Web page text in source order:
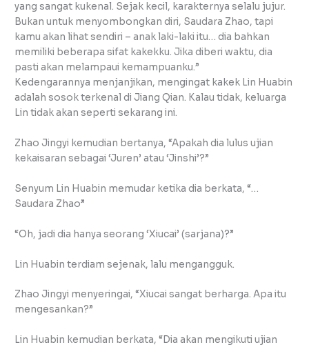
yang sangat kukenal. Sejak kecil, karakternya selalu jujur.
Bukan untuk menyombongkan diri, Saudara Zhao, tapi
kamu akan lihat sendiri – anak laki-laki itu… dia bahkan
memiliki beberapa sifat kakekku. Jika diberi waktu, dia
pasti akan melampaui kemampuanku.”
Kedengarannya menjanjikan, mengingat kakek Lin Huabin
adalah sosok terkenal di Jiang Qian. Kalau tidak, keluarga
Lin tidak akan seperti sekarang ini.
Zhao Jingyi kemudian bertanya, “Apakah dia lulus ujian
kekaisaran sebagai ‘Juren’ atau ‘Jinshi’?”
Senyum Lin Huabin memudar ketika dia berkata, “…
Saudara Zhao”
“Oh, jadi dia hanya seorang ‘Xiucai’ (sarjana)?”
Lin Huabin terdiam sejenak, lalu mengangguk.
Zhao Jingyi menyeringai, “Xiucai sangat berharga. Apa itu
mengesankan?”
Lin Huabin kemudian berkata, “Dia akan mengikuti ujian